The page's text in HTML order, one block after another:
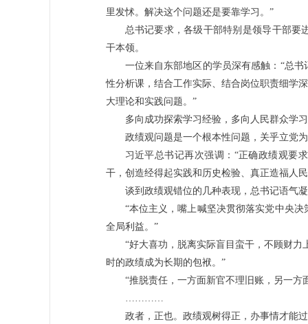
里发怵。解决这个问题还是要靠学习。”
总书记要求，各级干部特别是领导干部要
干本领。
一位来自东部地区的学员深有感触：“总
性分析课，结合工作实际、结合岗位职责细学
大理论和实践问题。”
多向成功探索学习经验，多向人民群众学
政绩观问题是一个根本性问题，关乎立党
习近平总书记再次强调：“正确政绩观要
干，创造经得起实践和历史检验、真正造福人
谈到政绩观错位的几种表现，总书记语气
“本位主义，嘴上喊坚决贯彻落实党中央
全局利益。”
“好大喜功，脱离实际盲目蛮干，不顾财力
时的政绩成为长期的包袱。”
“推脱责任，一方面新官不理旧账，另一
…………
政者，正也。政绩观树得正，办事情才能